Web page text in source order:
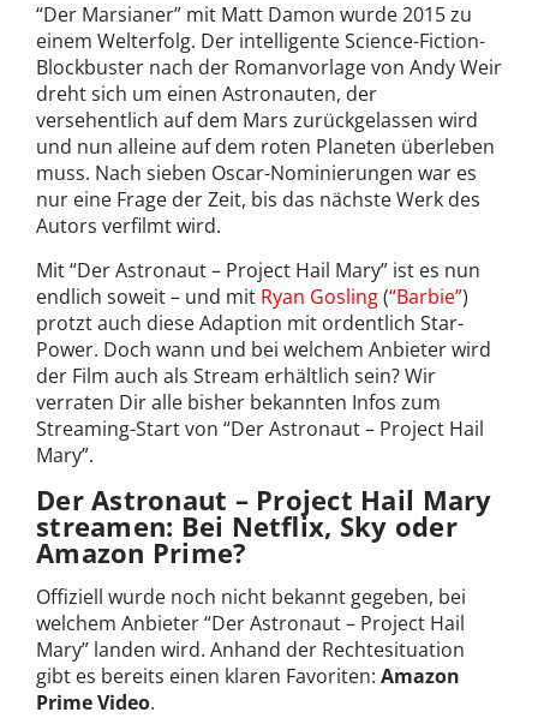
“Der Marsianer” mit Matt Damon wurde 2015 zu
einem Welterfolg. Der intelligente Science-Fiction-
Blockbuster nach der Romanvorlage von Andy Weir
dreht sich um einen Astronauten, der
versehentlich auf dem Mars zurückgelassen wird
und nun alleine auf dem roten Planeten überleben
muss. Nach sieben Oscar-Nominierungen war es
nur eine Frage der Zeit, bis das nächste Werk des
Autors verfilmt wird.
Mit “Der Astronaut – Project Hail Mary” ist es nun
endlich soweit – und mit Ryan Gosling(“Barbie”)
protzt auch diese Adaption mit ordentlich Star-
Power. Doch wann und bei welchem Anbieter wird
der Film auch als Stream erhältlich sein? Wir
verraten Dir alle bisher bekannten Infos zum
Streaming-Start von “Der Astronaut – Project Hail
Mary”.
Der Astronaut – Project Hail Mary
streamen: Bei Netflix, Sky oder
Amazon Prime?
Offiziell wurde noch nicht bekannt gegeben, bei
welchem Anbieter “Der Astronaut – Project Hail
Mary” landen wird. Anhand der Rechtesituation
gibt es bereits einen klaren Favoriten: Amazon
Prime Video.